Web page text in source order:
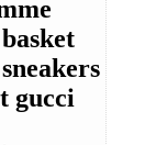
gucci